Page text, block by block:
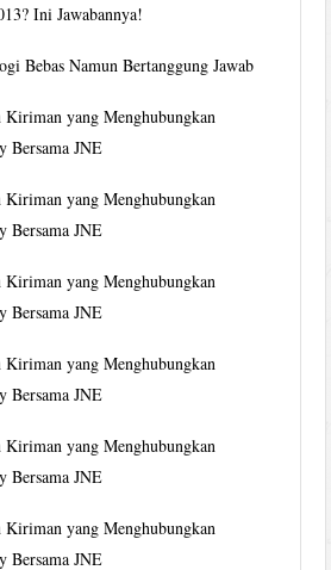
Ini Jawabannya!
Bebas Namun Bertanggung Jawab
Kiriman yang Menghubungkan
Bersama JNE
Kiriman yang Menghubungkan
Bersama JNE
Kiriman yang Menghubungkan
Bersama JNE
Kiriman yang Menghubungkan
Bersama JNE
Kiriman yang Menghubungkan
Bersama JNE
Kiriman yang Menghubungkan
Bersama JNE